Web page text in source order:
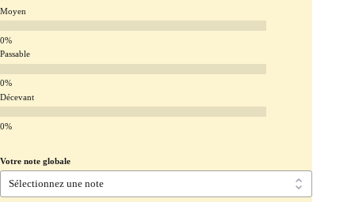
Moyen
Passable
Décevant
Votre note globale